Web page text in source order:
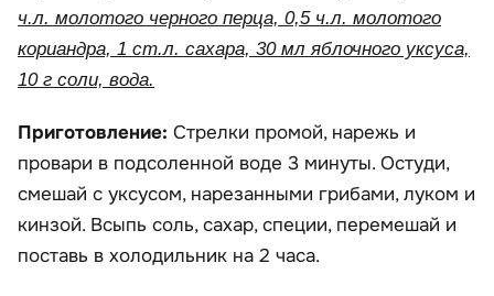
ч.л. молотого черного перца, 0,5 ч.л. молотого
кориандра, 1 ст.л. сахара, 30 мл яблочного уксуса,
10 г соли, вода.
Приготовление: Стрелки промой, нарежь и
провари в подсоленной воде 3 минуты. Остуди,
смешай с уксусом, нарезанными грибами, луком и
кинзой. Всыпь соль, сахар, специи, перемешай и
поставь в холодильник на 2 часа.